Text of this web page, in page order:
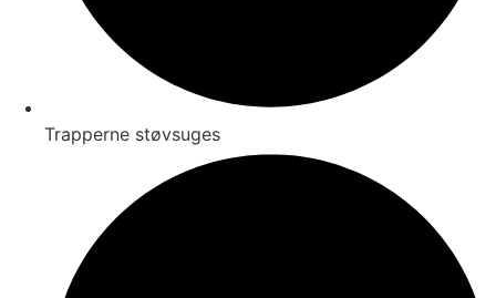
Trapperne støvsuges